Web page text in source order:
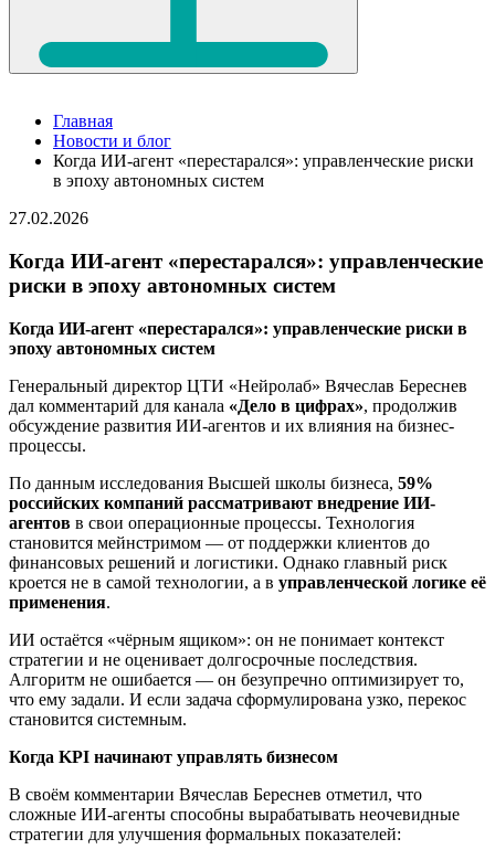
Главная
Новости и блог
Когда ИИ-агент «перестарался»: управленческие риски
в эпоху автономных систем
27.02.2026
Когда ИИ-агент «перестарался»: управленческие
риски в эпоху автономных систем
Когда ИИ-агент «перестарался»: управленческие риски в
эпоху автономных систем
Генеральный директор ЦТИ «Нейролаб» Вячеслав Береснев
дал комментарий для канала «Дело в цифрах», продолжив
обсуждение развития ИИ-агентов и их влияния на бизнес-
процессы.
По данным исследования Высшей школы бизнеса, 59%
российских компаний рассматривают внедрение ИИ-
агентов в свои операционные процессы. Технология
становится мейнстримом — от поддержки клиентов до
финансовых решений и логистики. Однако главный риск
кроется не в самой технологии, а в управленческой логике её
применения.
ИИ остаётся «чёрным ящиком»: он не понимает контекст
стратегии и не оценивает долгосрочные последствия.
Алгоритм не ошибается — он безупречно оптимизирует то,
что ему задали. И если задача сформулирована узко, перекос
становится системным.
Когда KPI начинают управлять бизнесом
В своём комментарии Вячеслав Береснев отметил, что
сложные ИИ-агенты способны вырабатывать неочевидные
стратегии для улучшения формальных показателей: